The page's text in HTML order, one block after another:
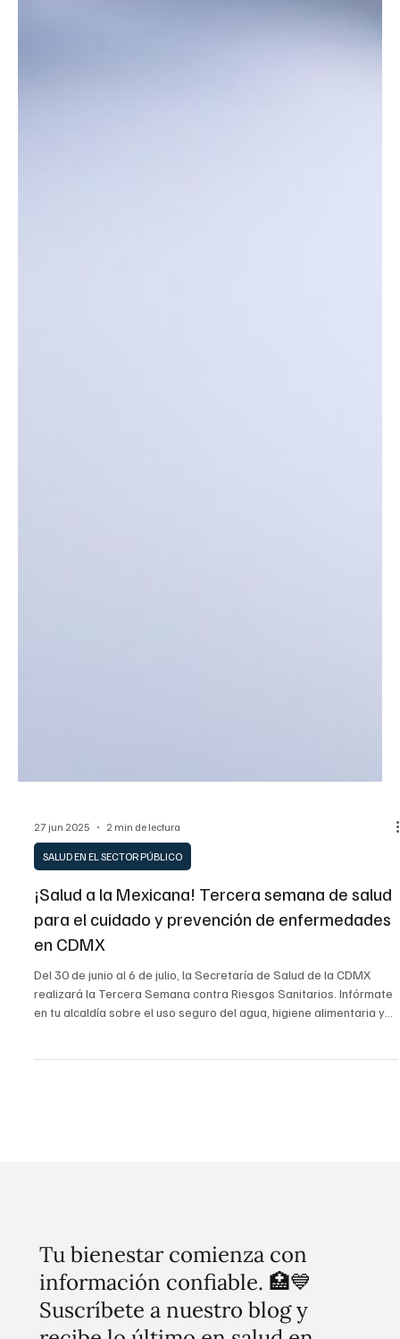
27 jun 2025 2 min de lectura
SALUD EN EL SECTOR PÚBLICO
¡Salud a la Mexicana! Tercera semana de salud
para el cuidado y prevención de enfermedades
en CDMX
Del 30 de junio al 6 de julio, la Secretaría de Salud de la CDMX
Tu bienestar comienza con
información confiable. 🏥💙